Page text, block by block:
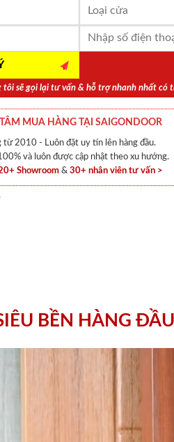
tôi sẽ gọi lại tư vấn & hỗ trợ nhanh nhất có
MUA HÀNG TẠI SAIGONDOOR
từ 2010 - Luôn đặt uy tín lên hàng đầu.
và luôn được cập nhật theo xu hướng.
Showroom & 30+ nhân viên tư vấn >
BỀN HÀNG ĐẦU